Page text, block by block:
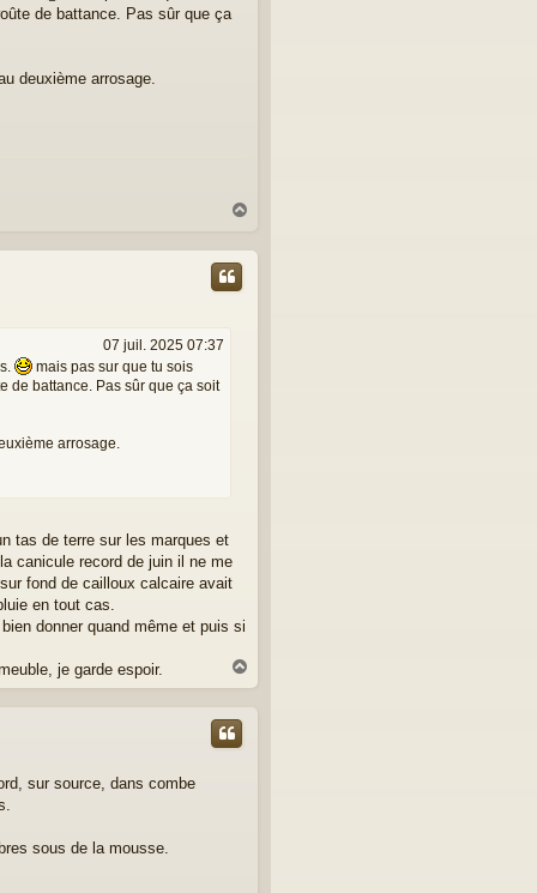
de battance. Pas sûr que ça
deuxième arrosage.
u
07 juil. 2025 07:37
mais pas sur que tu sois
de battance. Pas sûr que ça soit
arrosage.
tas de terre sur les marques et
canicule record de juin il ne me
fond de cailloux calcaire avait
en tout cas.
donner quand même et puis si
je garde espoir.
a
sur source, dans combe
sous de la mousse.